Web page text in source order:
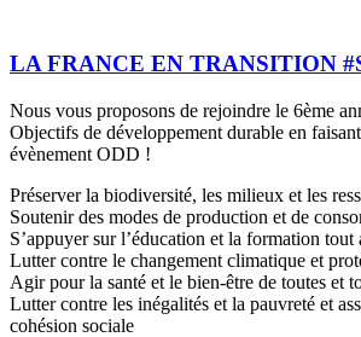
LA FRANCE EN TRANSITION
Nous vous proposons de rejoindre le 6ème
Objectifs de développement durable en
évènement ODD !
Préserver la biodiversité, les milieux et les
Soutenir des modes de production et de
S’appuyer sur l’éducation et la formation
Lutter contre le changement climatique et
Agir pour la santé et le bien-être de toutes et
Lutter contre les inégalités et la pauvreté et
cohésion sociale